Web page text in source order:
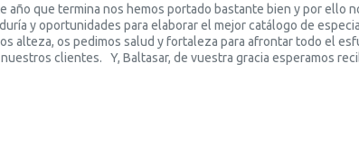
año que termina nos hemos portado bastante bien y por ello
y oportunidades para elaborar el mejor catálogo de
alteza, os pedimos salud y fortaleza para afrontar todo el
clientes. Y, Baltasar, de vuestra gracia esperamos